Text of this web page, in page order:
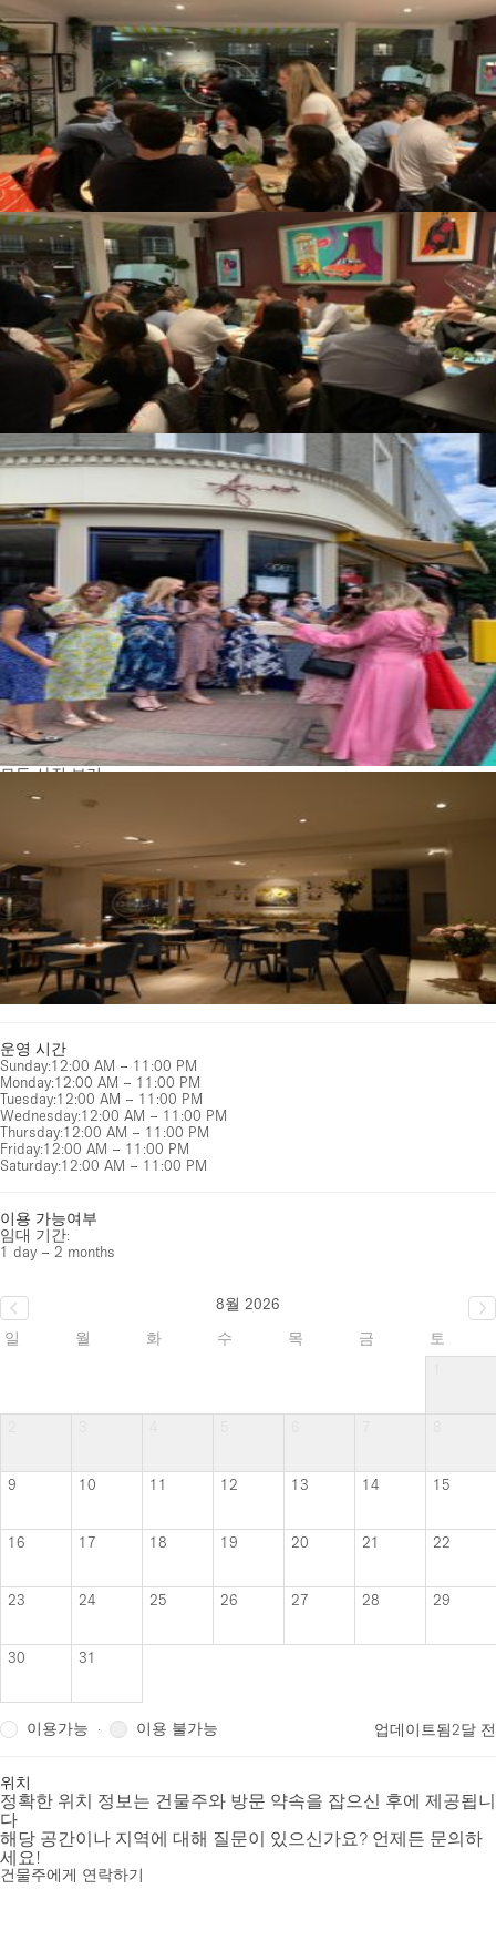
모든 사진 보기
운영 시간
Sunday:12:00 AM – 11:00 PM
Monday:12:00 AM – 11:00 PM
Tuesday:12:00 AM – 11:00 PM
Wednesday:12:00 AM – 11:00 PM
Thursday:12:00 AM – 11:00 PM
Friday:12:00 AM – 11:00 PM
Saturday:12:00 AM – 11:00 PM
이용 가능여부
임대 기간:
1 day – 2 months
8월 2026
일
월 화 수 목 금
토
9 10 11 12 13 14 15
16 17 18 19 20 21 22
23 24 25 26 27 28 29
30 31
이용가능 · 이용 불가능 업데이트됨2달 전
위치
정확한 위치 정보는 건물주와 방문 약속을 잡으신 후에 제공됩니
다
해당 공간이나 지역에 대해 질문이 있으신가요? 언제든 문의하
세요!
건물주에게 연락하기